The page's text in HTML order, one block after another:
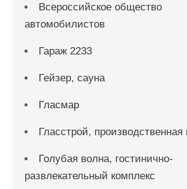
Всероссийское общество
автомобилистов
Гараж 2233
Гейзер, сауна
Гласмар
Гласстрой, производственная
Голубая волна, гостинично-
развлекательный комплекс